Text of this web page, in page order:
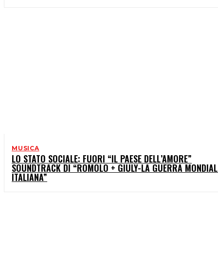
MUSICA
LO STATO SOCIALE: FUORI “IL PAESE DELL’AMORE”
SOUNDTRACK DI “ROMOLO + GIULY-LA GUERRA
ITALIANA”